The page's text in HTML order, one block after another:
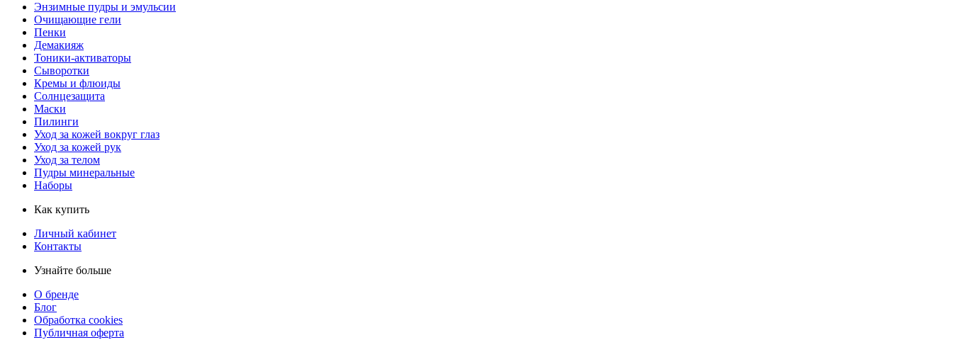
Энзимные пудры и эмульсии
Очищающие гели
Пенки
Демакияж
Тоники-активаторы
Сыворотки
Кремы и флюиды
Солнцезащита
Маски
Пилинги
Уход за кожей вокруг глаз
Уход за кожей рук
Уход за телом
Пудры минеральные
Наборы
Как купить
Личный кабинет
Контакты
Узнайте больше
О бренде
Блог
Обработка cookies
Публичная оферта